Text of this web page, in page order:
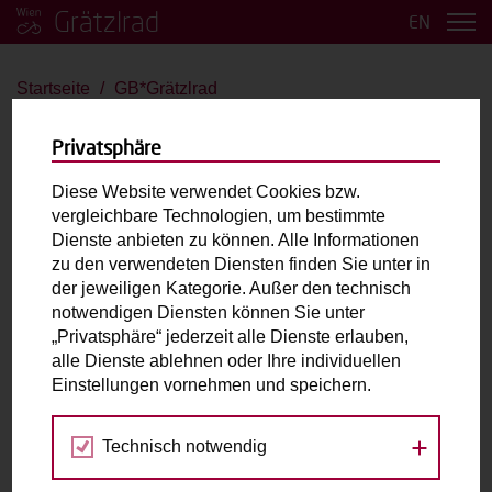
Grätzlrad EN
Startseite GB*Grätzlrad
Bakfiets Classic Short
E-Antrieb
Max. zulässiges Gesamtgewicht (inkl. fahrende
Person):180kg
Laderaum:L: 38cm B: 43cm H: 40cm
Zubehör:Kettenschloss, abnehmbares Regendach für
den Laderaum, Ladegerät
Fahrradabholung & Rückgabe
Privatsphäre
Diese Website verwendet Cookies bzw.
vergleichbare Technologien, um bestimmte
Dienste anbieten zu können. Alle Informationen
zu den verwendeten Diensten finden Sie unter in
der jeweiligen Kategorie. Außer den technisch
notwendigen Diensten können Sie unter
„Privatsphäre“ jederzeit alle Dienste erlauben,
alle Dienste ablehnen oder Ihre individuellen
Einstellungen vornehmen und speichern.
Technisch notwendig